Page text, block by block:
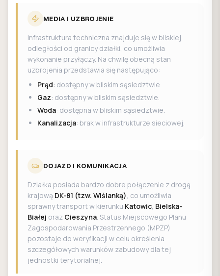
MEDIA I UZBROJENIE
Infrastruktura techniczna znajduje się w bliskiej
odległości od granicy działki, co umożliwia
wykonanie przyłączy. Na chwilę obecną stan
uzbrojenia przedstawia się następująco:
Prąd: dostępny w bliskim sąsiedztwie.
Gaz: dostępny w bliskim sąsiedztwie.
Woda: dostępna w bliskim sąsiedztwie.
Kanalizacja: brak w infrastrukturze sieciowej.
DOJAZD I KOMUNIKACJA
Działka posiada bardzo dobre połączenie z drogą
krajową DK-81 (tzw. Wiślanką), co umożliwia
sprawny transport w kierunku Katowic, Bielska-
Białej oraz Cieszyna. Status Miejscowego Planu
Zagospodarowania Przestrzennego (MPZP)
pozostaje do weryfikacji w celu określenia
szczegółowych warunków zabudowy dla tej
jednostki terytorialnej.